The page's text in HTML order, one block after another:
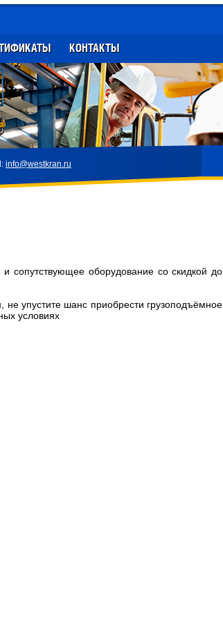
КОНТАКТЫ
info@westkran.ru
сопутствующее оборудование со скидкой до
не упустите шанс приобрести грузоподъёмное
условиях